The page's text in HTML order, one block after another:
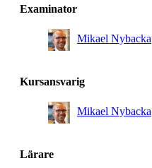
Masterprogram,
valfri
Masterprogram,
Rekommenderad
Masterprogram,
Rekommenderad
Masterprogram,
Examinator
Mikael Nybacka
Kursansvarig
Mikael Nybacka
Lärare